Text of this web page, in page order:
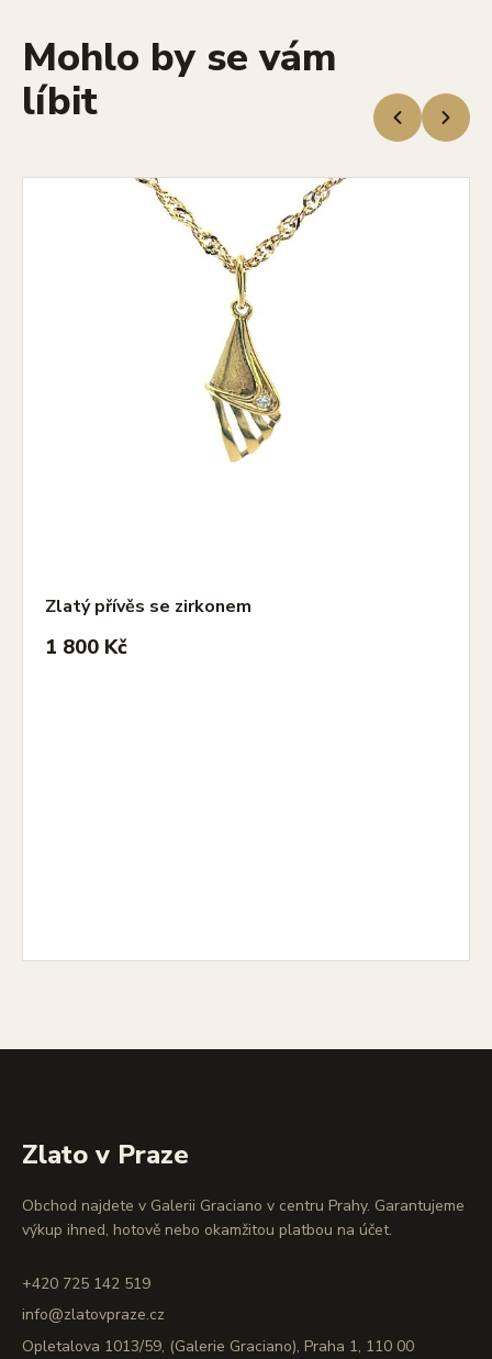
Mohlo by se vám
líbit
Zlatý přívěs se zirkonem
1 800 Kč
Zlato v Praze
Obchod najdete v Galerii Graciano v centru Prahy. Garantujeme
výkup ihned, hotově nebo okamžitou platbou na účet.
+420 725 142 519
info@zlatovpraze.cz
Opletalova 1013/59, (Galerie Graciano), Praha 1, 110 00